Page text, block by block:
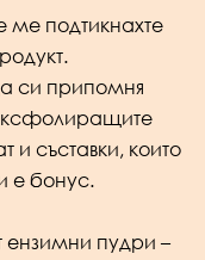
ме подтикнахте
си припомня
и съставки, които
е бонус.
ензимни пудри –